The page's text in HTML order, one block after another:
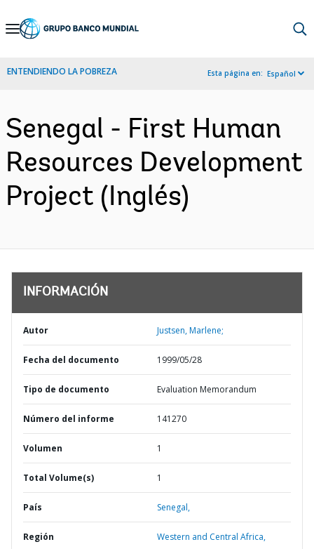
Skip
Navigation
ENTENDIENDO LA POBREZA Esta página en: Español
Senegal - First Human
Resources Development
Project (Inglés)
INFORMACIÓN
Autor Justsen, Marlene;
Fecha del documento 1999/05/28
Tipo de documento Evaluation Memorandum
Número del informe 141270
Volumen 1
Total Volume(s) 1
País Senegal,
Región Western and Central Africa,